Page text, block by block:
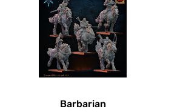
Barbarian